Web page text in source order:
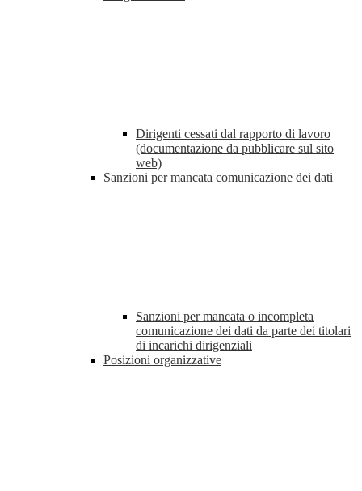
Dirigenti cessati dal rapporto di lavoro
(documentazione da pubblicare sul sito
web)
Sanzioni per mancata comunicazione dei dati
Sanzioni per mancata o incompleta
comunicazione dei dati da parte dei titolari
di incarichi dirigenziali
Posizioni organizzative